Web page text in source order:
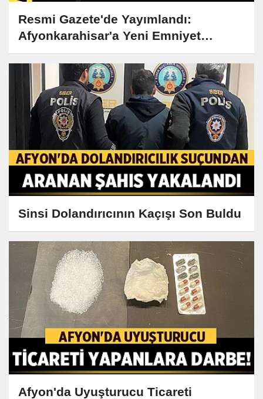
Resmi Gazete'de Yayımlandı:
Afyonkarahisar'a Yeni Emniyet
Müdürü Atandı
Sinsi Dolandırıcının Kaçışı Son Buldu
Afyon'da Uyuşturucu Ticareti